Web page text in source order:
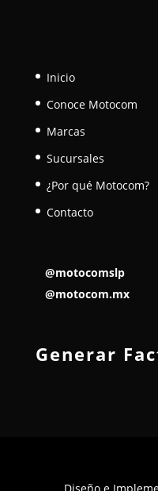
Inicio
Conoce Motocom
Marcas
Sucursales
¿Por qué Motocom?
Contacto
@motocomslp
@motocom.mx
Generar